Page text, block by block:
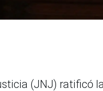
(JNJ) ratificó